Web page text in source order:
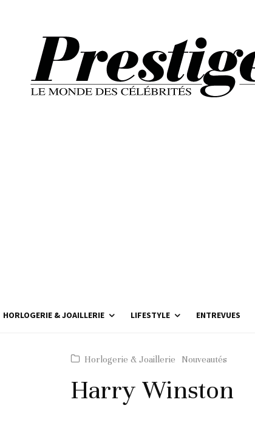
HORLOGERIE & JOAILLERIE LIFESTYLE ENTREVUES
Horlogerie & Joaillerie Nouveautés
Harry Winston